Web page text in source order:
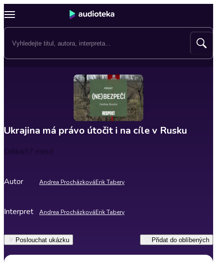
Ukrajina má právo útočit i na cíle v Rusku
Délka37 minut
Autor Andrea ProcházkováErik Tabery
Interpret Andrea ProcházkováErik Tabery
Poslouchat ukázku Přidat do oblíbených